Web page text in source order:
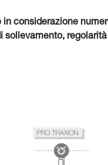
considerazione
sollevamento,